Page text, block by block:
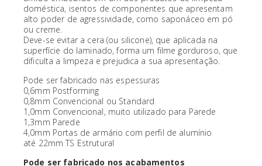
doméstica, isentos de componentes que apresentam
alto poder de agressividade, como saponáceo em pó
ou creme.
Deve-se evitar a cera (ou silicone), que aplicada na
superfície do laminado, forma um filme gorduroso, que
dificulta a limpeza e prejudica a sua apresentação.
Pode ser fabricado nas espessuras
0,6mm Postforming
0,8mm Convencional ou Standard
1,0mm Convencional, muito utilizado para Parede
1,3mm Parede
4,0mm Portas de armário com perfil de alumínio
até 22mm TS Estrutural
Pode ser fabricado nos acabamentos